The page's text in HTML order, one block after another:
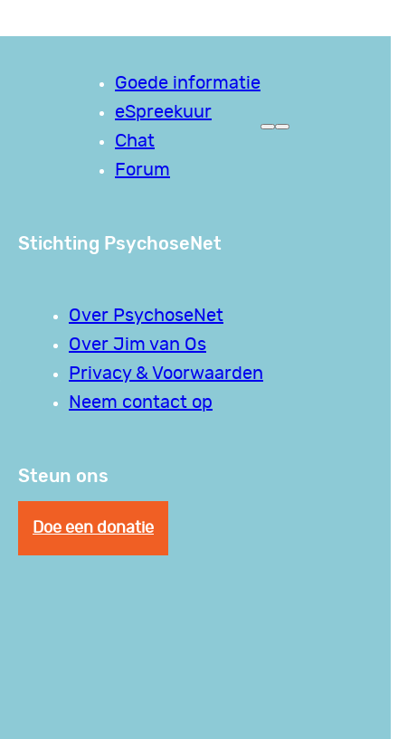
Goede informatie
eSpreekuur
Chat
Forum
Stichting PsychoseNet
Over PsychoseNet
Over Jim van Os
Privacy & Voorwaarden
Neem contact op
Steun ons
Doe een donatie